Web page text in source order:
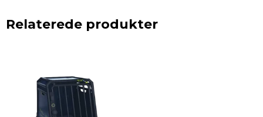
Relaterede produkter